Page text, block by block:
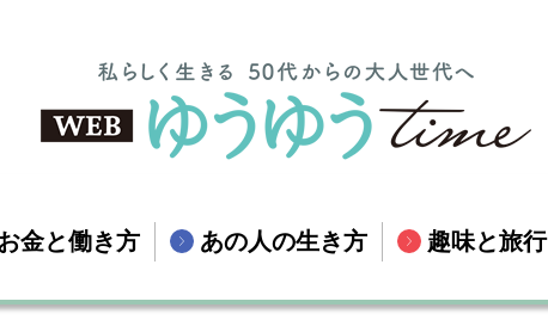
金と働き方 あの人の生き方 趣味と旅行